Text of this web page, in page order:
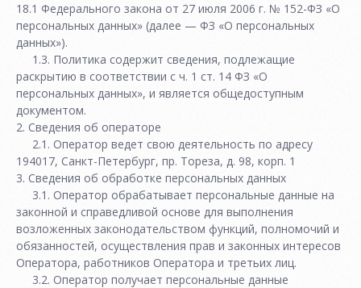
18.1 Федерального закона от 27 июля 2006 г. № 152-ФЗ «О
персональных данных» (далее — ФЗ «О персональных
данных»).
1.3. Политика содержит сведения, подлежащие
раскрытию в соответствии с ч. 1 ст. 14 ФЗ «О
персональных данных», и является общедоступным
документом.
2. Сведения об операторе
2.1. Оператор ведет свою деятельность по адресу
194017, Санкт-Петербург, пр. Тореза, д. 98, корп. 1
3. Сведения об обработке персональных данных
3.1. Оператор обрабатывает персональные данные на
законной и справедливой основе для выполнения
возложенных законодательством функций, полномочий и
обязанностей, осуществления прав и законных интересов
Оператора, работников Оператора и третьих лиц.
3.2. Оператор получает персональные данные